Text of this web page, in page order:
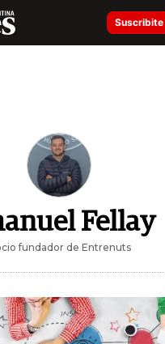
Suscribite
Fellay
fundador de Entrenuts